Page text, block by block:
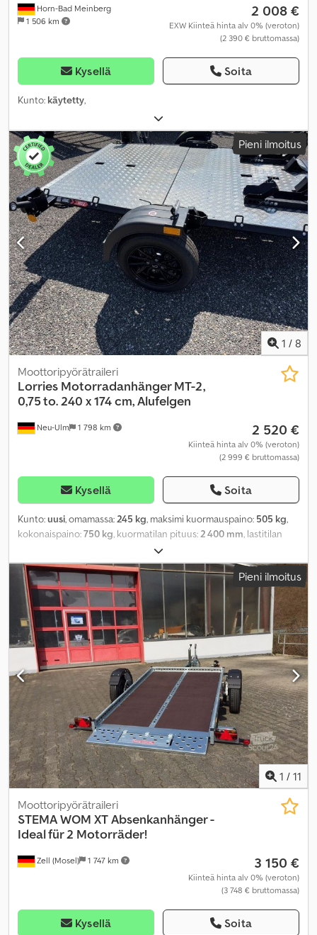
Horn-Bad Meinberg
1 506 km
2 008 €
EXW Kiinteä hinta alv 0% (veroton)
(2 390 € bruttomassa)
Kysellä Soita
Kunto: käytetty,
Pieni ilmoitus
1 / 8
Neu-Ulm 1 798 km
Moottoripyörätraileri
Lorries Motorradanhänger MT-2,
0,75 to. 240 x 174 cm, Alufelgen
2 520 €
Kiinteä hinta alv 0% (veroton)
(2 999 € bruttomassa)
Kysellä Soita
Kunto:uusi, omamassa:245 kg, maksimi kuormauspaino: 505 kg,
kokonaispaino:750 kg, kuormatilan pituus:2 400 mm, lastitilan
, rakennuskorkeus:
2 400 mm, Varusteet:kaapelivinssi,
Pieni ilmoitus
1 / 11
Zell (Mosel) 1 747 km
Moottoripyörätraileri
STEMAWOM XT Absenkanhänger -
Ideal für 2 Motorräder!
3 150 €
Kiinteä hinta alv 0% (veroton)
(3 748 € bruttomassa)
Kysellä Soita